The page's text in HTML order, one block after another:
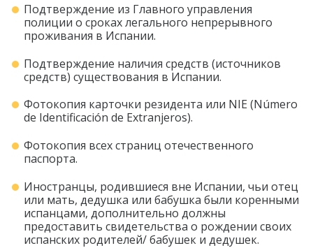
Подтверждение из Главного управления
полиции о сроках легального непрерывного
проживания в Испании.
Подтверждение наличия средств (источников
средств) существования в Испании.
Фотокопия карточки резидента или NIE (Número
de Identificación de Extranjeros).
Фотокопия всех страниц отечественного
паспорта.
Иностранцы, родившиеся вне Испании, чьи отец
или мать, дедушка или бабушка были коренными
испанцами, дополнительно должны
предоставить свидетельства о рождении своих
испанских родителей/ бабушек и дедушек.